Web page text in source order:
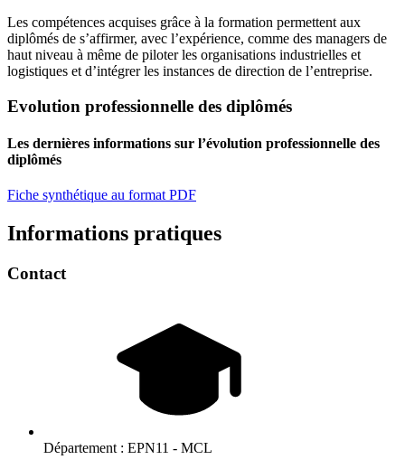
Les compétences acquises grâce à la formation permettent aux
diplômés de s’affirmer, avec l’expérience, comme des managers de
haut niveau à même de piloter les organisations industrielles et
logistiques et d’intégrer les instances de direction de l’entreprise.
Evolution professionnelle des diplômés
Les dernières informations sur l’évolution professionnelle des
diplômés
Fiche synthétique au format PDF
Informations pratiques
Contact
Département : EPN11 - MCL